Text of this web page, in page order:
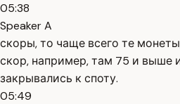
05:38
Speaker A
скоры, то чаще всего те
скор, например, там 75 и выше
закрывались к споту.
05:49